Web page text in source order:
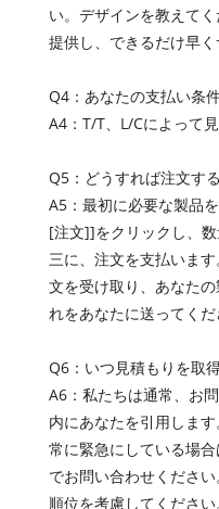
い。デザインを教えて
提供し、できるだけ早く
Q4：あなたの支払い条
A4：T/T、L/Cによって
Q5：どうすれば注文す
A5：最初に必要な製品
[注文]]をクリックし、
三に、注文を支払いま
文を受け取り、あなた
れをあなたに送ってくだ
Q6：いつ見積もりを取
A6：私たちは通常、お
内にあなたを引用しま
常に緊急にしている場
でお問い合わせくださ
順位を考慮してください